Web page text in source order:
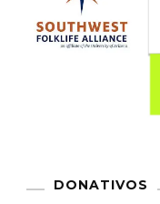
DONATIVOS